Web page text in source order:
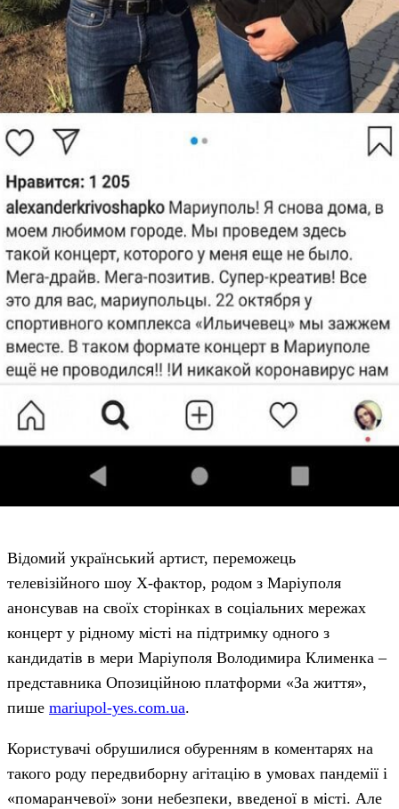
Відомий український артист, переможець
телевізійного шоу Х-фактор, родом з Маріуполя
анонсував на своїх сторінках в соціальних мережах
концерт у рідному місті на підтримку одного з
кандидатів в мери Маріуполя Володимира Клименка –
представника Опозиційною платформи «За життя»,
пише mariupol-yes.com.ua.
Користувачі обрушилися обуренням в коментарях на
такого роду передвиборну агітацію в умовах пандемії і
«помаранчевої» зони небезпеки, введеної в місті. Але